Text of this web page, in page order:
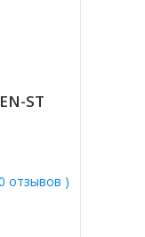
ST
отзывов )